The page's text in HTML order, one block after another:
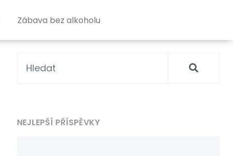
Zábava bez alkoholu
NEJLEPŠÍ PŘÍSPĚVKY